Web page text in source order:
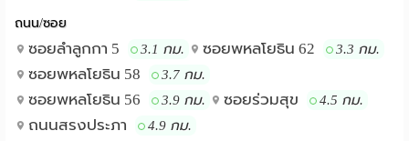
ถนน/ซอย
ซอยลําลูกกา 5 3.1 กม. ซอยพหลโยธิน 62 3.3 กม.
ซอยพหลโยธิน 58 3.7 กม.
ซอยพหลโยธิน 56 3.9 กม. ซอยร่วมสุข 4.5 กม.
ถนนสรงประภา 4.9 กม.